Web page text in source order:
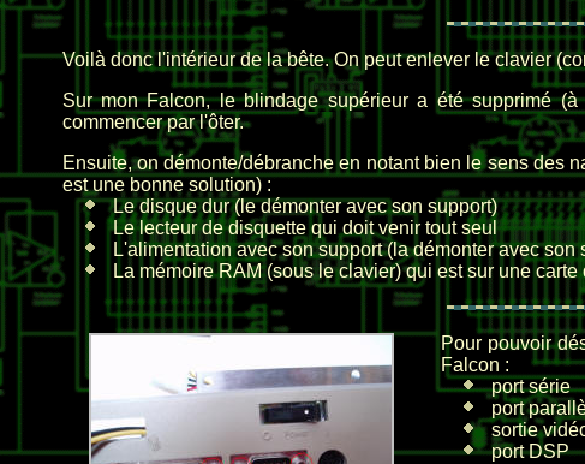
Voilà donc l'intérieur de la bête. On peut enlever le clavier
Sur mon Falcon, le blindage supérieur a été supprimé
commencer par l'ôter.
Ensuite, on démonte/débranche en notant bien le sens des
est une bonne solution) :
Le disque dur (le démonter avec son support)
Le lecteur de disquette qui doit venir tout seul
L'alimentation avec son support (la démonter avec son
La mémoire RAM (sous le clavier) qui est sur une
Pour pouvoir
Falcon :
port série
port
sortie
port DSP